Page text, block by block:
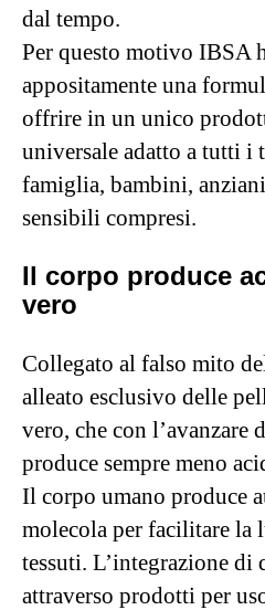
dal tempo.
Per questo motivo IBSA
appositamente una
offrire in un unico
universale adatto a tutti i
famiglia, bambini,
sensibili compresi.
Il corpo produce
vero
Collegato al falso mito
alleato esclusivo delle
vero, che con l’avanzare
produce sempre meno
Il corpo umano produce
molecola per facilitare la
tessuti. L’integrazione di
attraverso prodotti per